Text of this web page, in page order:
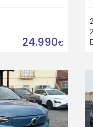
24.990€